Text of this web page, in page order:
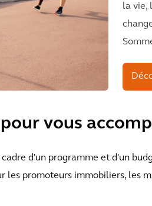
la vie,
vous
d'un programme et d'un
promoteurs immobiliers, les